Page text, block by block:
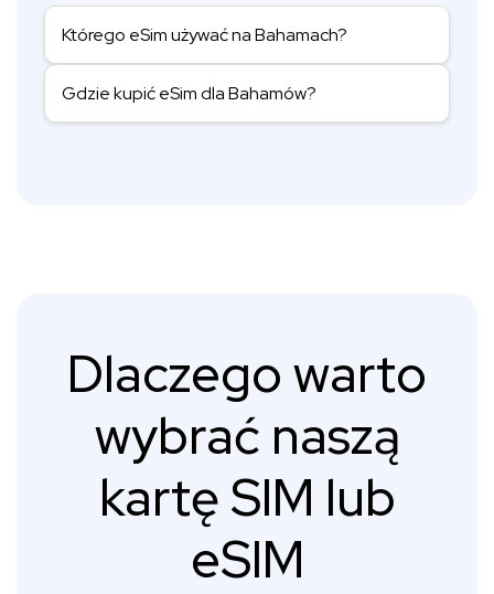
Którego eSim używać na Bahamach?
Gdzie kupić eSim dla Bahamów?
Dlaczego warto
wybrać naszą
kartę SIM lub
eSIM